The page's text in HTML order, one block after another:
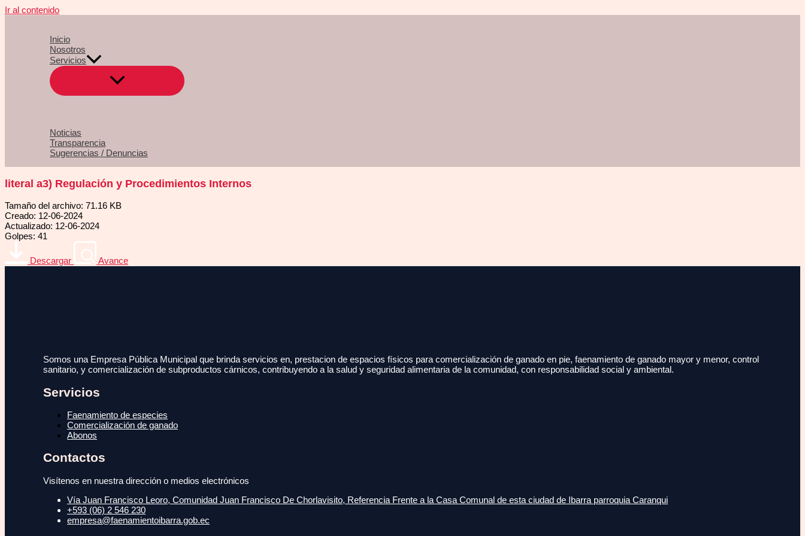
Ir al contenido
Inicio
Nosotros
Servicios
Noticias
Transparencia
Sugerencias / Denuncias
literal a3) Regulación y Procedimientos Internos
Tamaño del archivo: 71.16 KB
Creado: 12-06-2024
Actualizado: 12-06-2024
Golpes: 41
Descargar Avance
Somos una Empresa Pública Municipal que brinda servicios en, prestacion de espacios físicos para comercialización de ganado en pie, faenamiento de ganado mayor y menor, control
sanitario, y comercialización de subproductos cárnicos, contribuyendo a la salud y seguridad alimentaria de la comunidad, con responsabilidad social y ambiental.
Servicios
Faenamiento de especies
Comercialización de ganado
Abonos
Contactos
Visítenos en nuestra dirección o medios electrónicos
Vía Juan Francisco Leoro, Comunidad Juan Francisco De Chorlavisito, Referencia Frente a la Casa Comunal de esta ciudad de Ibarra parroquia Caranqui
+593 (06) 2 546 230
empresa@faenamientoibarra.gob.ec